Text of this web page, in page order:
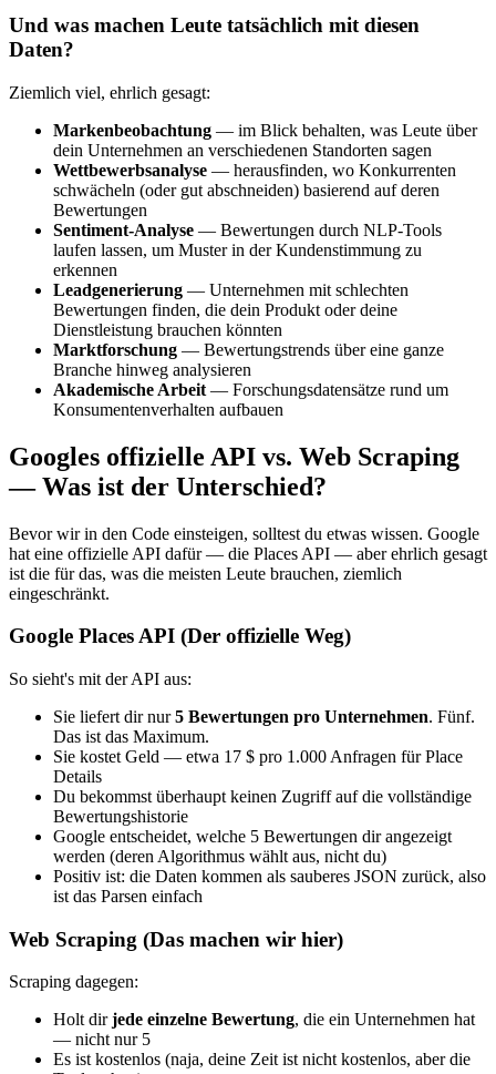
Und was machen Leute tatsächlich mit diesen
Daten?
Ziemlich viel, ehrlich gesagt:
Markenbeobachtung — im Blick behalten, was Leute über
dein Unternehmen an verschiedenen Standorten sagen
Wettbewerbsanalyse — herausfinden, wo Konkurrenten
schwächeln (oder gut abschneiden) basierend auf deren
Bewertungen
Sentiment-Analyse — Bewertungen durch NLP-Tools
laufen lassen, um Muster in der Kundenstimmung zu
erkennen
Leadgenerierung — Unternehmen mit schlechten
Bewertungen finden, die dein Produkt oder deine
Dienstleistung brauchen könnten
Marktforschung — Bewertungstrends über eine ganze
Branche hinweg analysieren
Akademische Arbeit — Forschungsdatensätze rund um
Konsumentenverhalten aufbauen
Googles offizielle API vs. Web Scraping
— Was ist der Unterschied?
Bevor wir in den Code einsteigen, solltest du etwas wissen. Google
hat eine offizielle API dafür — die Places API — aber ehrlich gesagt
ist die für das, was die meisten Leute brauchen, ziemlich
eingeschränkt.
Google Places API (Der offizielle Weg)
So sieht's mit der API aus:
Sie liefert dir nur5 Bewertungen pro Unternehmen. Fünf.
Das ist das Maximum.
Sie kostet Geld — etwa 17 $ pro 1.000 Anfragen für Place
Details
Du bekommst überhaupt keinen Zugriff auf die vollständige
Bewertungshistorie
Google entscheidet, welche 5 Bewertungen dir angezeigt
werden (deren Algorithmus wählt aus, nicht du)
Positiv ist: die Daten kommen als sauberes JSON zurück, also
ist das Parsen einfach
Web Scraping (Das machen wir hier)
Scraping dagegen:
Holt dirjede einzelne Bewertung, die ein Unternehmen hat
— nicht nur 5
Es ist kostenlos (naja, deine Zeit ist nicht kostenlos, aber die